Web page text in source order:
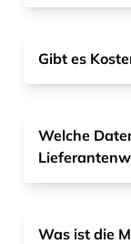
Gibt es
Welche
Was ist die